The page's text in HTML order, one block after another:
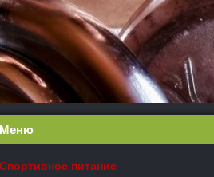
Меню
Спортивное питание